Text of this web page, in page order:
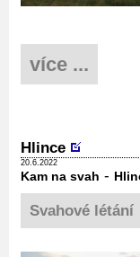
více ...
Hlince
20.6.2022
Kam na svah -
Svahové létání